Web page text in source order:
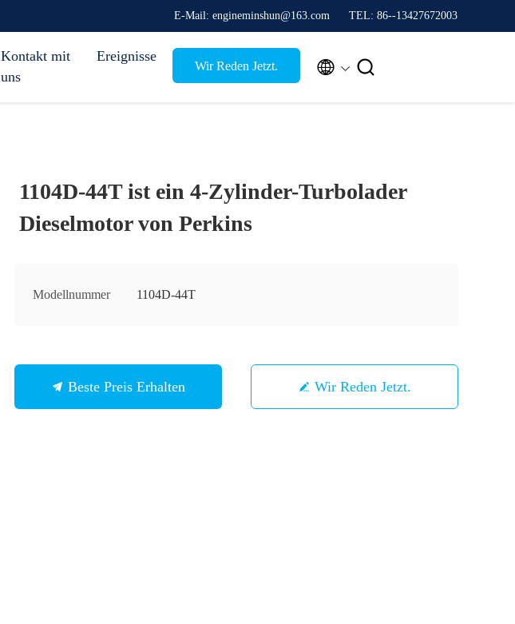
E-Mail: engineminshun@163.com TEL: 86--13427672003
Kontakt mit
uns
Ereignisse
Wir Reden Jetzt.  
1104D-44T ist ein 4-Zylinder-Turbolader
Dieselmotor von Perkins
Modellnummer 1104D-44T
Beste Preis Erhalten Wir Reden Jetzt.